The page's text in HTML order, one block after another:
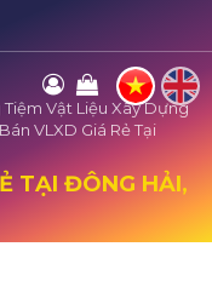
Tiệm Vật Liệu Xây Dựng
VLXD Giá Rẻ Tại
TẠI ĐÔNG HẢI,